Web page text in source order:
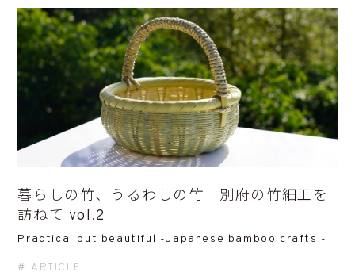
暮らしの竹、うるわしの竹 別府の竹細工を
訪ねて vol.2
Practical but beautiful -Japanese bamboo crafts -
ARTICLE